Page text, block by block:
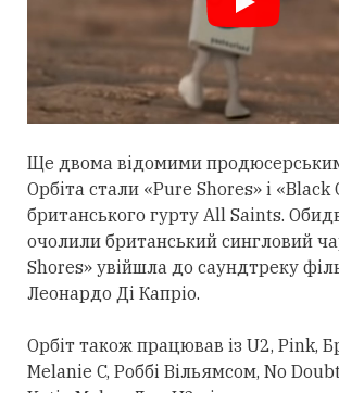
Ще двома відомими
Орбіта стали «Pure Shores» і «Black
британського гурту All Saints.
очолили британський сингловий
Shores» увійшла до саундтреку
Леонардо Ді Капріо.
Орбіт також працював із U2, Pink,
Melanie C, Роббі Вільямсом, No